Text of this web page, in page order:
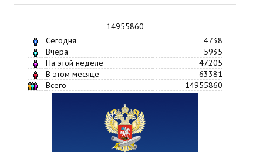
14955860
Сегодня
4738
Вчера
5935
На этой неделе
47205
В этом месяце
63381
Всего
14955860